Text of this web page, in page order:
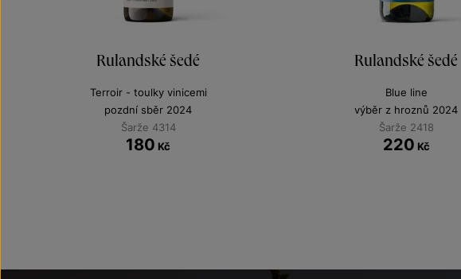
Rulandské šedé
Terroir - toulky vinicemi
pozdní sběr 2024
Šarže 4314
180 Kč
Rulandské šedé
Blue line
výběr z hroznů 2024
Šarže 2418
220 Kč